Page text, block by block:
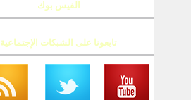
الفيس بوك
تابعونا على الشبكات الإجتماعية